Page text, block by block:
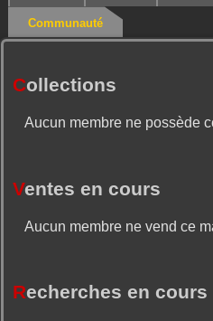
Communauté
Collections
Aucun membre ne possède
Ventes en cours
Aucun membre ne vend ce
Recherches en cours